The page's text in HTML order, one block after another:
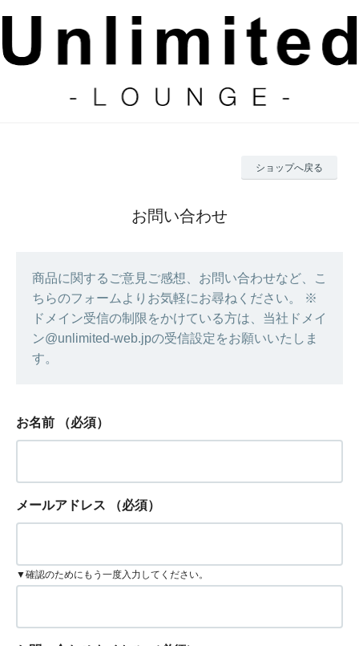
ショップへ戻る
お問い合わせ
商品に関するご意見ご感想、お問い合わせなど、こ
ちらのフォームよりお気軽にお尋ねください。 ※
ドメイン受信の制限をかけている方は、当社ドメイ
ン@unlimited-web.jpの受信設定をお願いいたしま
す。
お名前 （必須）
メールアドレス （必須）
▼確認のためにもう一度入力してください。